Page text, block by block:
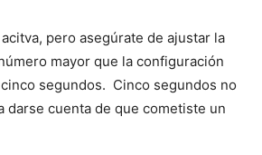
pero asegúrate de ajustar la
mayor que la configuración
segundos. Cinco segundos no
darse cuenta de que cometiste un